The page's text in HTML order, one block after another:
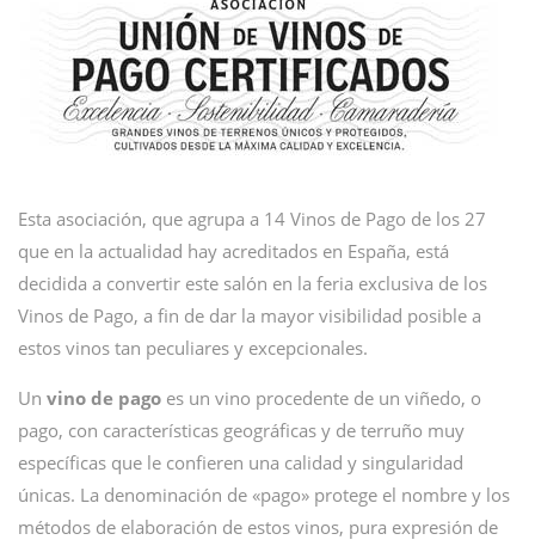
Esta asociación, que agrupa a 14 Vinos de Pago de los 27
que en la actualidad hay acreditados en España, está
decidida a convertir este salón en la feria exclusiva de los
Vinos de Pago, a fin de dar la mayor visibilidad posible a
estos vinos tan peculiares y excepcionales.
Un vino de pago es un vino procedente de un viñedo, o
pago, con características geográficas y de terruño muy
específicas que le confieren una calidad y singularidad
únicas. La denominación de «pago» protege el nombre y los
métodos de elaboración de estos vinos, pura expresión de